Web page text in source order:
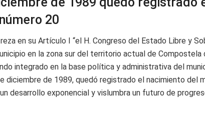
20
en su Artículo I “el H. Congreso del Estado Libre y
en la zona sur del territorio actual de Compostela
integrado en la base política y administrativa del
diciembre de 1989, quedó registrado el nacimiento del
desarrollo exponencial y vislumbra un futuro de